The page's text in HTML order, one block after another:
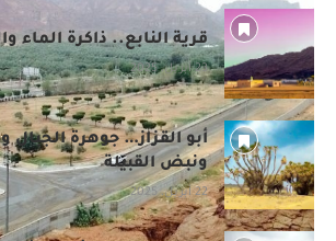
قرية النابع.. ذاكرة الماء
23 أبريل، 2025
أبو القزاز… جوهرة الجبال
ونبض القبيلة
22 أبريل، 2025